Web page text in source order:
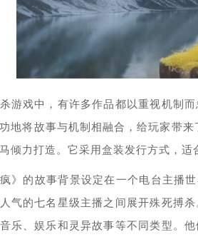
游戏中，有许多作品都以重视机制
地将故事与机制相融合，给玩家带
倾力打造。它采用盒装发行方式，适
疯》的故事背景设定在一个电台主播
气的七名星级主播之间展开殊死搏
乐、娱乐和灵异故事等不同类型。